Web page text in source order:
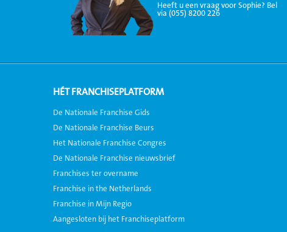
Heeft u een vraag voor Sophie? Bel
via (055) 8200 226
HÉT FRANCHISEPLATFORM
De Nationale Franchise Gids
De Nationale Franchise Beurs
Het Nationale Franchise Congres
De Nationale Franchise nieuwsbrief
Franchises ter overname
Franchise in the Netherlands
Franchise in Mijn Regio
Aangesloten bij het Franchiseplatform